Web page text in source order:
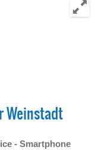
Weinstadt
- Smartphone